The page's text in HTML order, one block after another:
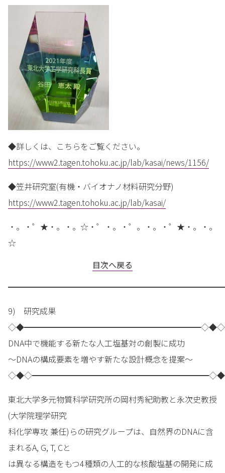
◆詳しくは、こちらをご覧ください。
https://www2.tagen.tohoku.ac.jp/lab/kasai/news/1156/
◆笠井研究室(有機・バイオナノ材料研究分野)
https://www2.tagen.tohoku.ac.jp/lab/kasai/
・。・゜★・。・。☆・゜・。・゜。・。・゜★・。・。
☆
目次へ戻る
9) 研究成果
◇◆━━━━━━━━━━━━━━━━━━━━━━◇◆◇
DNA中で機能する新たな人工塩基対の創製に成功
～DNAの構成要素を増やす新たな設計概念を提案～
◇◆◇━━━━━━━━━━━━━━━━━━━━━━◇◆
東北大学多元物質科学研究所の岡村秀紀助教と永次史教授
(大学院理学研究
科化学専攻 兼任)らの研究グループは、自然界のDNAに含
まれるA, G, T, Cと
は異なる構造をもつ4種類の人工的な核酸塩基の開発に成